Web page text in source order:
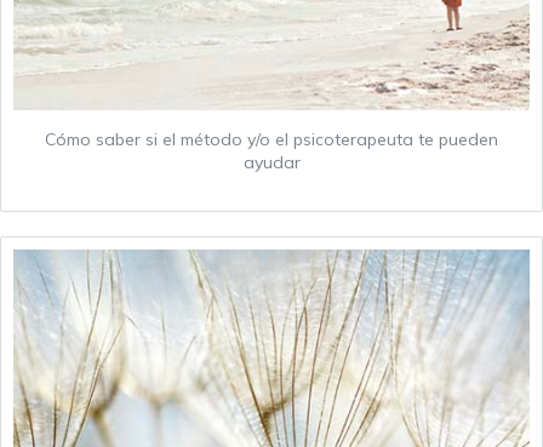
Cómo saber si el método y/o el psicoterapeuta te pueden
ayudar